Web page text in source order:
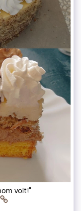
volt!"